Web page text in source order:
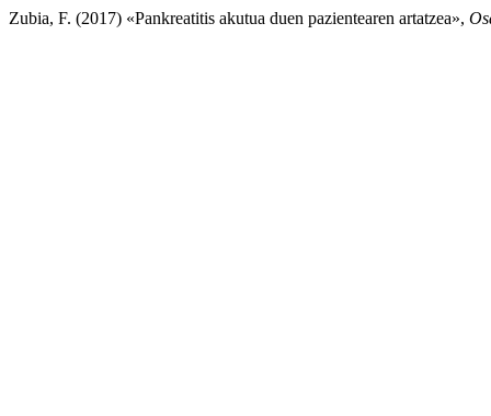
Zubia, F. (2017) «Pankreatitis akutua duen pazientearen artatzea»,